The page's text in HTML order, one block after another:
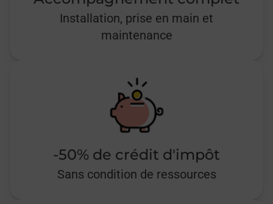
Installation, prise en main et
maintenance
-50% de crédit d'impôt
Sans condition de ressources